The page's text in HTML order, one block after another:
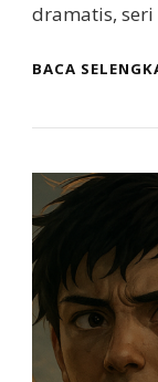
dramatis,
BACA